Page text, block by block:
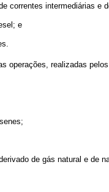
correntes intermediárias e
e
operações, realizadas
de gás natural e de